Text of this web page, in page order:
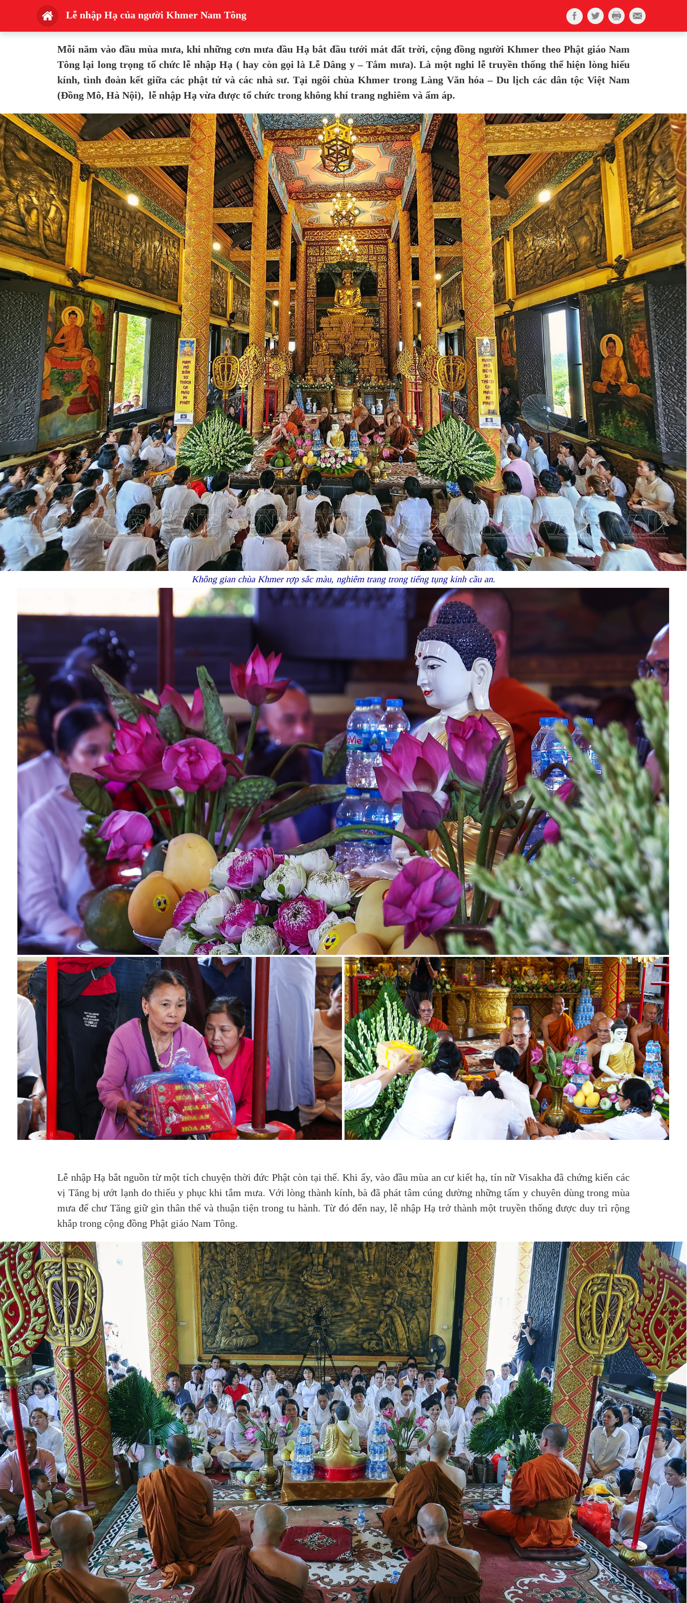
Lễ nhập Hạ của người Khmer Nam Tông
Mỗi năm vào đầu mùa mưa, khi những cơn mưa đầu Hạ bắt đầu tưới mát đất trời, cộng đồng người Khmer theo Phật giáo Nam
Tông lại long trọng tổ chức lễ nhập Hạ ( hay còn gọi là Lễ Dâng y – Tắm mưa). Là một nghi lễ truyền thống thể hiện lòng hiếu
kính, tình đoàn kết giữa các phật tử và các nhà sư. Tại ngôi chùa Khmer trong Làng Văn hóa – Du lịch các dân tộc Việt Nam
(Đồng Mô, Hà Nội), lễ nhập Hạ vừa được tổ chức trong không khí trang nghiêm và ấm áp.
Không gian chùa Khmer rợp sắc màu, nghiêm trang trong tiếng tụng kinh cầu an.
Lễ nhập Hạ bắt nguồn từ một tích chuyện thời đức Phật còn tại thế. Khi ấy, vào đầu mùa an cư kiết hạ, tín nữ Visakha đã chứng kiến các
vị Tăng bị ướt lạnh do thiếu y phục khi tắm mưa. Với lòng thành kính, bà đã phát tâm cúng dường những tấm y chuyên dùng trong mùa
mưa để chư Tăng giữ gìn thân thể và thuận tiện trong tu hành. Từ đó đến nay, lễ nhập Hạ trở thành một truyền thống được duy trì rộng
khắp trong cộng đồng Phật giáo Nam Tông.